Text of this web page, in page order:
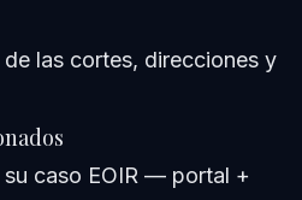
las cortes, direcciones y
caso EOIR — portal +